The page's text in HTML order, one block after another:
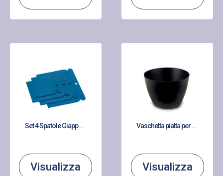
Set 4 Spatole Giapponesi
Visualizza
Vaschetta piatta per gesso in PVC
Visualizza